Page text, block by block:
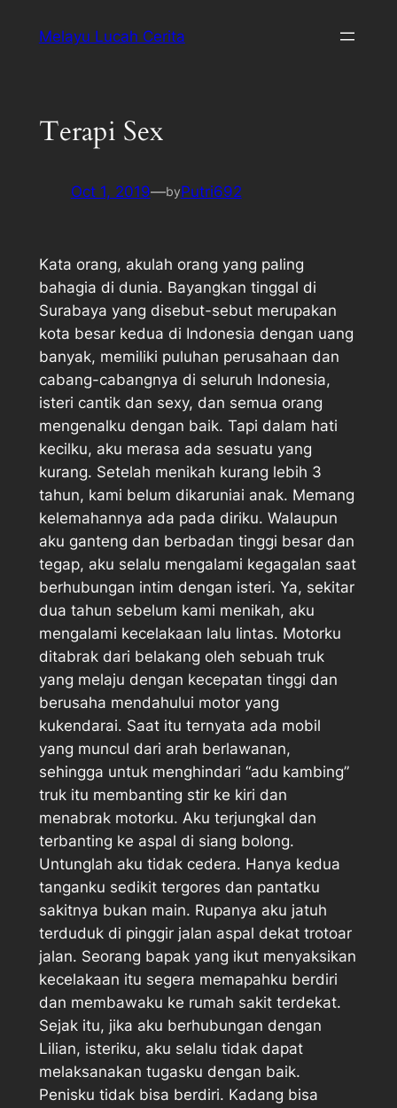
Melayu Lucah Cerita
Terapi Sex
Oct 1, 2019—byPutri692
Kata orang, akulah orang yang paling
bahagia di dunia. Bayangkan tinggal di
Surabaya yang disebut-sebut merupakan
kota besar kedua di Indonesia dengan uang
banyak, memiliki puluhan perusahaan dan
cabang-cabangnya di seluruh Indonesia,
isteri cantik dan sexy, dan semua orang
mengenalku dengan baik. Tapi dalam hati
kecilku, aku merasa ada sesuatu yang
kurang. Setelah menikah kurang lebih 3
tahun, kami belum dikaruniai anak. Memang
kelemahannya ada pada diriku. Walaupun
aku ganteng dan berbadan tinggi besar dan
tegap, aku selalu mengalami kegagalan saat
berhubungan intim dengan isteri. Ya, sekitar
dua tahun sebelum kami menikah, aku
mengalami kecelakaan lalu lintas. Motorku
ditabrak dari belakang oleh sebuah truk
yang melaju dengan kecepatan tinggi dan
berusaha mendahului motor yang
kukendarai. Saat itu ternyata ada mobil
yang muncul dari arah berlawanan,
sehingga untuk menghindari “adu kambing”
truk itu membanting stir ke kiri dan
menabrak motorku. Aku terjungkal dan
terbanting ke aspal di siang bolong.
Untunglah aku tidak cedera. Hanya kedua
tanganku sedikit tergores dan pantatku
sakitnya bukan main. Rupanya aku jatuh
terduduk di pinggir jalan aspal dekat trotoar
jalan. Seorang bapak yang ikut menyaksikan
kecelakaan itu segera memapahku berdiri
dan membawaku ke rumah sakit terdekat.
Sejak itu, jika aku berhubungan dengan
Lilian, isteriku, aku selalu tidak dapat
melaksanakan tugasku dengan baik.
Penisku tidak bisa berdiri. Kadang bisa